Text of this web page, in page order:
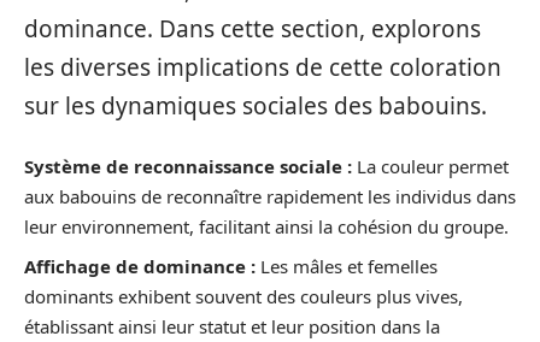
dominance. Dans cette section, explorons
les diverses implications de cette coloration
sur les dynamiques sociales des babouins.
Système de reconnaissance sociale : La couleur permet
aux babouins de reconnaître rapidement les individus dans
leur environnement, facilitant ainsi la cohésion du groupe.
Affichage de dominance : Les mâles et femelles
dominants exhibent souvent des couleurs plus vives,
établissant ainsi leur statut et leur position dans la